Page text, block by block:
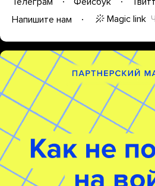
Напишите нам
Magic link